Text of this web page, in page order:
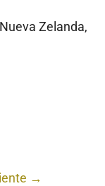
Nueva Zelanda,
→